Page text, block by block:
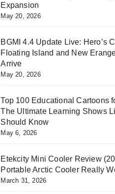
Expansion
May 20, 2026
BGMI 4.4 Update Live: Hero’s
Floating Island and New
Arrive
May 20, 2026
Top 100 Educational Cartoons
The Ultimate Learning Shows
Should Know
May 6, 2026
Etekcity Mini Cooler Review
Portable Arctic Cooler Really
March 31, 2026